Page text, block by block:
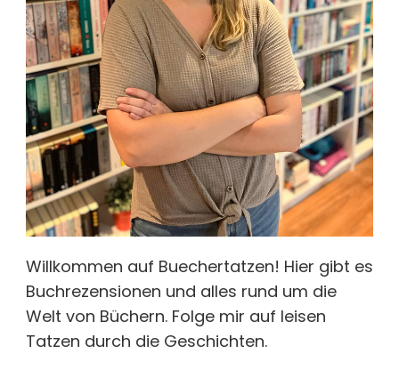
Willkommen auf Buechertatzen! Hier gibt es
Buchrezensionen und alles rund um die
Welt von Büchern. Folge mir auf leisen
Tatzen durch die Geschichten.